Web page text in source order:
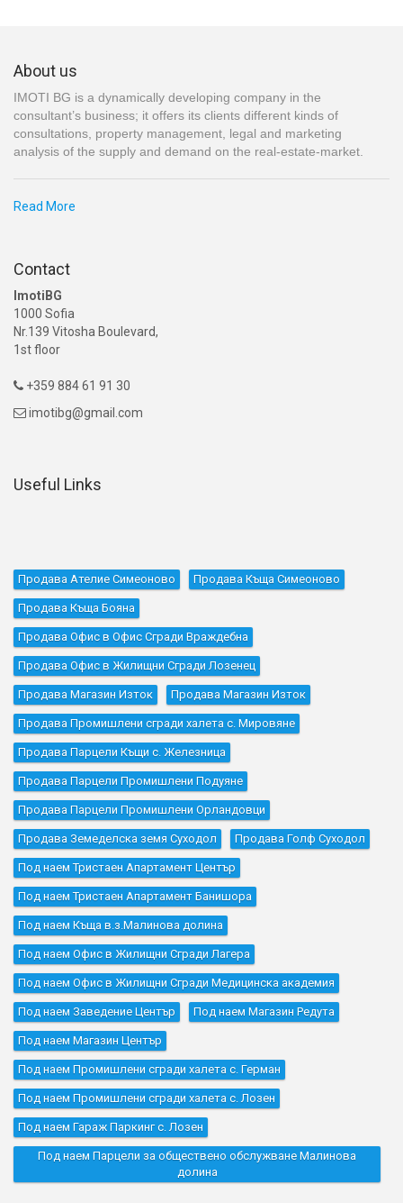
About us
IMOTI BG is a dynamically developing company in the
consultant’s business; it offers its clients different kinds of
consultations, property management, legal and marketing
analysis of the supply and demand on the real-estate-market.
Read More
Contact
ImotiBG
1000 Sofia
Nr.139 Vitosha Boulevard,
1st floor
 +359 884 61 91 30
 imotibg@gmail.com
Useful Links
Продава Ателие Симеоново Продава Къщa Симеоново
Продава Къщa Бояна
Продава Офис в Офис Сгради Враждебна
Продава Офис в Жилищни Сгради Лозенец
Продава Магазин Изток Продава Магазин Изток
Продава Промишлени сгради халета с. Мировяне
Продава Парцели Къщи с. Железница
Продава Парцели Промишлени Подуяне
Продава Парцели Промишлени Орландовци
Продава Земеделска земя Суходол Продава Голф Суходол
Под наем Тристаен Апартамент Център
Под наем Тристаен Апартамент Банишора
Под наем Къщa в.з.Малинова долина
Под наем Офис в Жилищни Сгради Лагера
Под наем Офис в Жилищни Сгради Медицинска академия
Под наем Заведение Център Под наем Магазин Редута
Под наем Магазин Център
Под наем Промишлени сгради халета с. Герман
Под наем Промишлени сгради халета с. Лозен
Под наем Гараж Паркинг с. Лозен
Под наем Парцели за обществено обслужване Малинова
долина